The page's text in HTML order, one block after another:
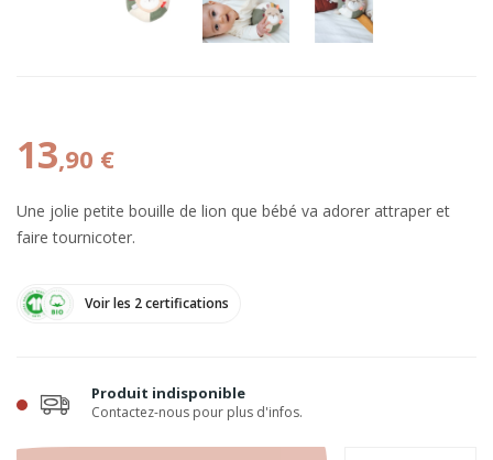
13,90 €
Une jolie petite bouille de lion que bébé va adorer attraper et
faire tournicoter.
Voir les 2 certifications
Produit indisponible
Contactez-nous pour plus d'infos.